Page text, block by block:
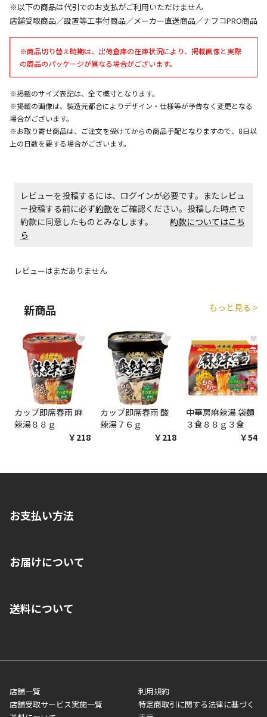
設置工事代金も含まれた商品です
お見積商品です。金額・施工日はお打ち合わせの上、
決定となります。
お見積商品です。金額・施工日はお打ち合わせの上、
決定となります。
商品購入個数ごとに送料がかかる商品です
※以下の商品は代引でのお支払がご利用いただけません
店舗受取商品／設置等工事付商品／メーカー直送商品／ナフコPRO商品
※商品切り替え時期は、出荷倉庫の在庫状況により、掲載画像と実際
の商品のパッケージが異なる場合がございます。
※掲載のサイズ表記は、全て概寸となります。
※掲載の画像は、製造元都合によりデザイン・仕様等が予告なく変更となる
場合がございます。
※お取り寄せ商品は、ご注文を受けてからの商品手配となりますので、8日以
上の日数を要する場合がございます。
レビューを投稿するには、ログインが必要です。またレビュ
ー投稿する前に必ず約款をご確認ください。投稿した時点で
約款に同意したものとみなします。 約款についてはこち
ら
レビューはまだありません
新商品 もっと見る >
♥
カップ即席春雨 麻
辣湯８８ｇ
￥218
♥
カップ即席春雨 酸
辣湯７６ｇ
￥218
♥
中華房麻辣湯 袋麺
３食８８ｇ３食
￥548
お支払い方法
いいただくことはできません。ご了承ください。
■代金引換(代引)※手数料がかかります
■商品によっては一部決済方法が使用できない場合がございま
す。
お届けについて
ご注文が確認出来次第、1～4営業日に発送いたします。「お取り
業日にてお引渡しとなります。(離島などの場合、例外もあります)
メーカー直送品など一部商品については、その他商品との購入に
制限がかかる場合がございます。また発送日についても、通常と
異なる場合がございます。対象商品の説明ページをご確認くださ
送料について
店舗一覧
店舗受取サービス実施一覧
利用規約
特定商取引に関する法律に基づく